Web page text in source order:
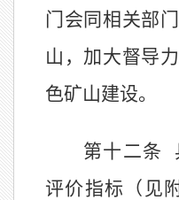
门会同相关部
山，加大督导
色矿山建设。
第十二条
评价指标（见